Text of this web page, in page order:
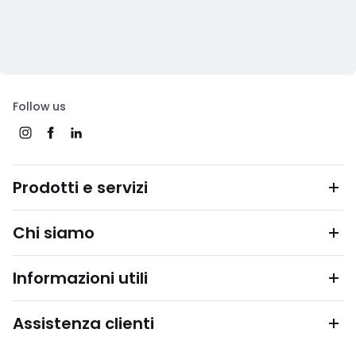
Follow us
Prodotti e servizi
Chi siamo
Informazioni utili
Assistenza clienti